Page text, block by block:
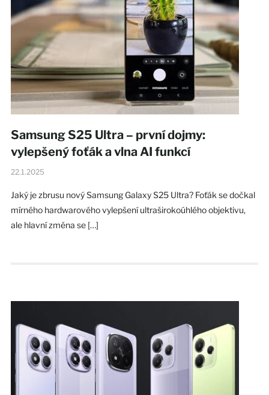
Samsung S25 Ultra – první dojmy:
vylepšený foťák a vlna AI funkcí
22.1.2025
Jaký je zbrusu nový Samsung Galaxy S25 Ultra? Foťák se dočkal
mírného hardwarového vylepšení ultraširokoúhlého objektivu,
ale hlavní změna se […]